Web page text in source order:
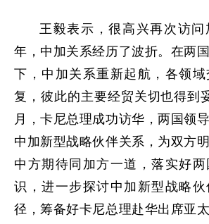
王毅表示，很高兴再次访
年，中加关系经历了波折。在两
下，中加关系重新起航，各领
复，彼此的主要经贸关切也得到
月，卡尼总理成功访华，两国领
中加新型战略伙伴关系，为双方
中方期待同加方一道，落实好
识，进一步探讨中加新型战略
径，筹备好卡尼总理赴华出席亚